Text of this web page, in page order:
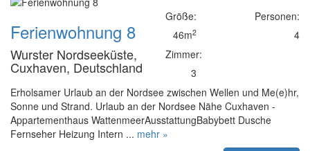
Ferienwohnung 8
Wurster Nordseeküste,
Cuxhaven, Deutschland
Größe:
46m2
Zimmer:
3
Personen:
4
Erholsamer Urlaub an der Nordsee zwischen Wellen und Me(e)hr,
Sonne und Strand. Urlaub an der Nordsee Nähe Cuxhaven -
Appartementhaus WattenmeerAusstattungBabybett Dusche
Fernseher Heizung Intern ... mehr »